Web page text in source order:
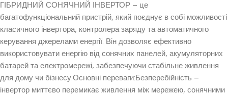
ГІБРИДНИЙ СОНЯЧНИЙ ІНВЕРТОР – це
багатофункціональний пристрій, який поєднує в собі можливості
класичного інвертора, контролера заряду та автоматичного
керування джерелами енергії. Він дозволяє ефективно
використовувати енергію від сонячних панелей, акумуляторних
батарей та електромережі, забезпечуючи стабільне живлення
для дому чи бізнесу.Основні переваги:Безперебійність –
інвертор миттєво перемикає живлення між мережею, сонячними